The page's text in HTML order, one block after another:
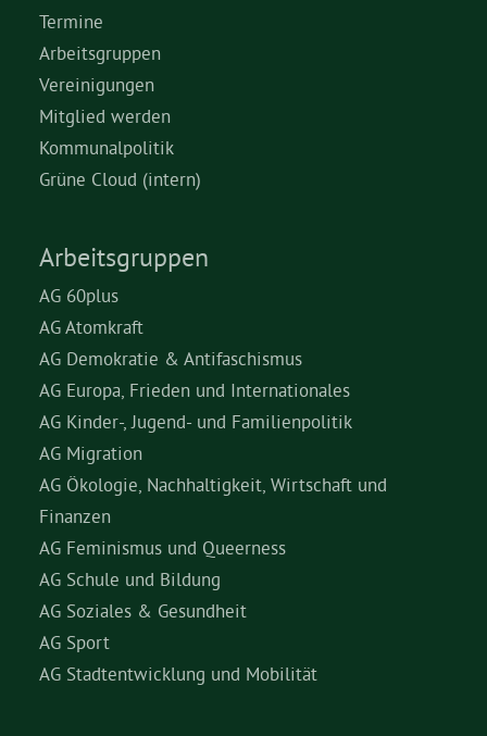
Termine
Arbeitsgruppen
Vereinigungen
Mitglied werden
Kommunalpolitik
Grüne Cloud (intern)
Arbeitsgruppen
AG 60plus
AG Atomkraft
AG Demokratie & Antifaschismus
AG Europa, Frieden und Internationales
AG Kinder-, Jugend- und Familienpolitik
AG Migration
AG Ökologie, Nachhaltigkeit, Wirtschaft und
Finanzen
AG Feminismus und Queerness
AG Schule und Bildung
AG Soziales & Gesundheit
AG Sport
AG Stadtentwicklung und Mobilität